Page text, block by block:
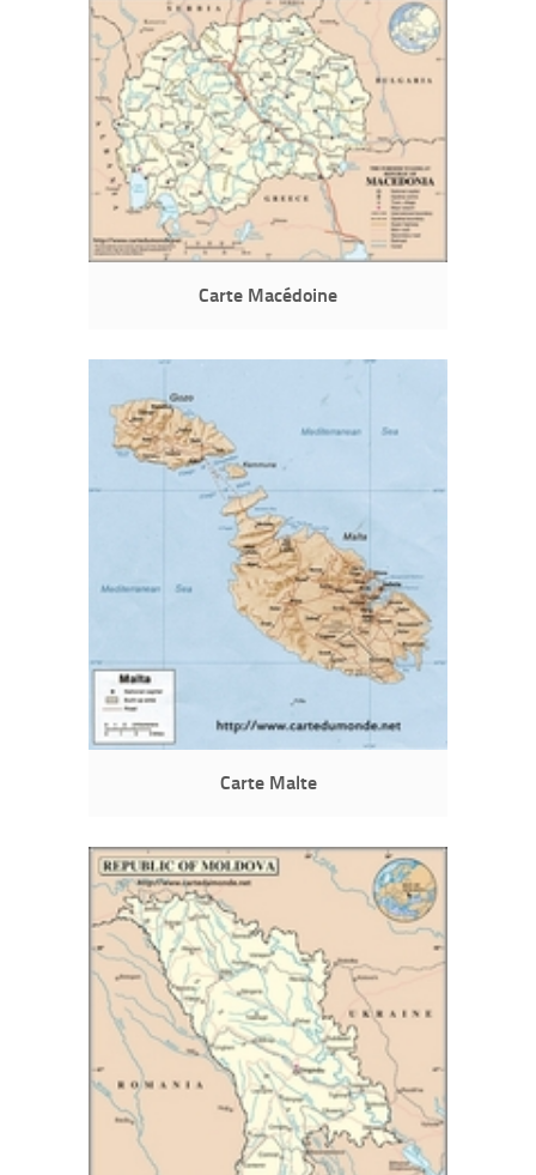
Carte Macédoine
Carte Malte